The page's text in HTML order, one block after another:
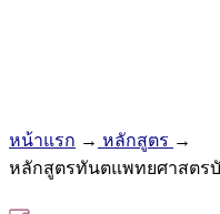
หน้าแรก → หลักสูตร →
หลักสูตรทันตแพทยศาสต